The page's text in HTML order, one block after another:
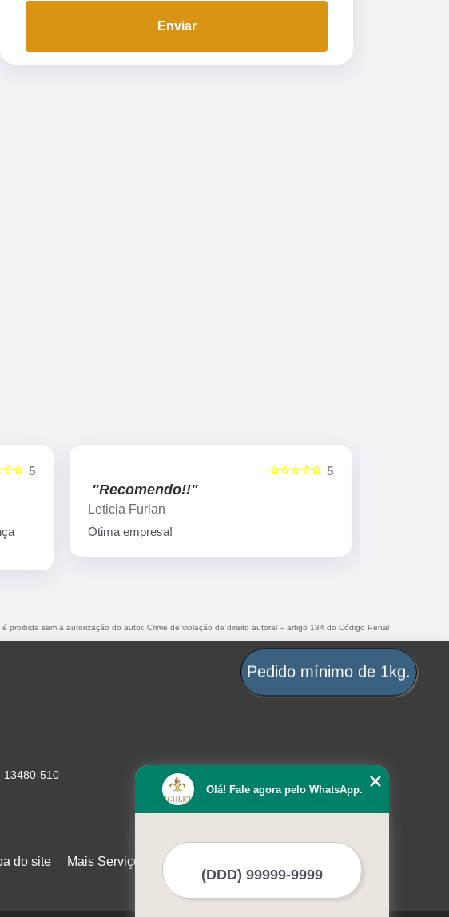
Enviar
5 5
☆☆☆☆☆
"Recomendo!!"
Leticia Furlan
Ótima empresa!
proibida sem a autorização do autor. Crime de violação de direito autoral – artigo 184 do Código Penal
13480-510
do site Mais Serviços
Olá! Fale agora pelo WhatsApp.
Pedido mínimo de 1kg.